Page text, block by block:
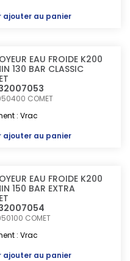
ajouter au panier
EAU FROIDE K200
130 BAR CLASSIC
COMET
: Vrac
ajouter au panier
EAU FROIDE K200
150 BAR EXTRA
COMET
: Vrac
ajouter au panier